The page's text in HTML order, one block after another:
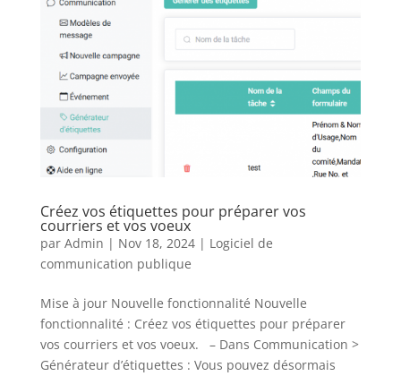
Créez vos étiquettes pour préparer vos
courriers et vos voeux
par Admin | Nov 18, 2024| Logiciel de
communication publique
Mise à jour Nouvelle fonctionnalité Nouvelle
fonctionnalité : Créez vos étiquettes pour préparer
vos courriers et vos voeux. – Dans Communication >
Générateur d’étiquettes : Vous pouvez désormais